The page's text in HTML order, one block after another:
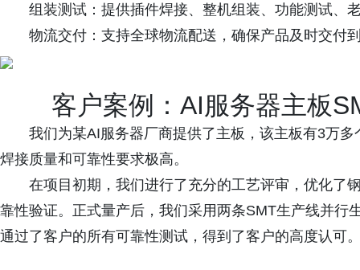
组装测试：提供插件焊接、整机组装、功能测试、
物流交付：支持全球物流配送，确保产品及时交付
客户案例：AI服务器主板
我们为某AI服务器厂商提供了主板，该主板有3万
焊接质量和可靠性要求极高。
在项目初期，我们进行了充分的工艺评审，优化了
靠性验证。正式量产后，我们采用两条SMT生产线并行
通过了客户的所有可靠性测试，得到了客户的高度认可